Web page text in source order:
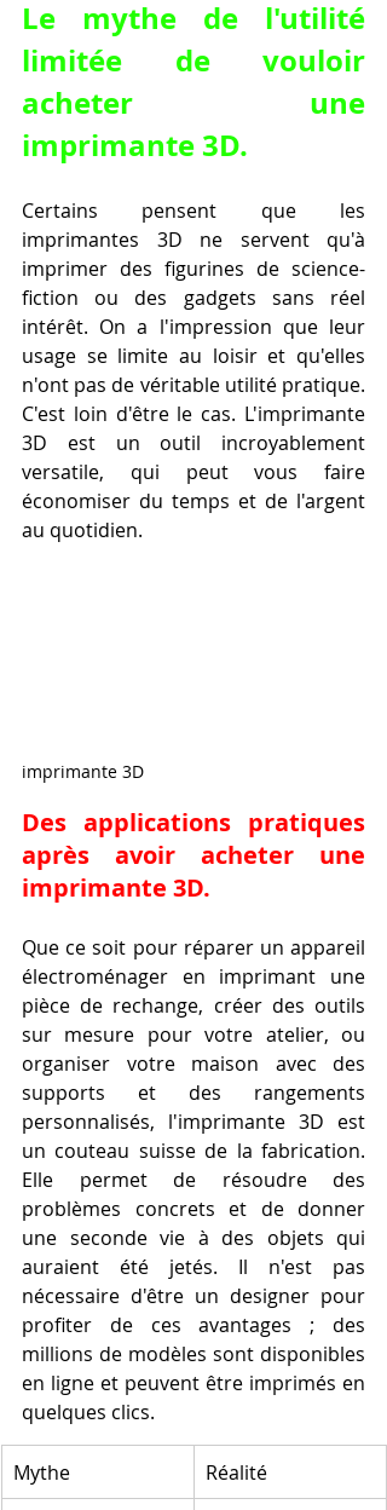
Le mythe de l'utilité
limitée de vouloir
acheter une
imprimante 3D.
Certains pensent que les
imprimantes 3D ne servent qu'à
imprimer des figurines de science-
fiction ou des gadgets sans réel
intérêt. On a l'impression que leur
usage se limite au loisir et qu'elles
n'ont pas de véritable utilité pratique.
C'est loin d'être le cas. L'imprimante
3D est un outil incroyablement
versatile, qui peut vous faire
économiser du temps et de l'argent
au quotidien.
imprimante 3D
Des applications pratiques
après avoir acheter une
imprimante 3D.
Que ce soit pour réparer un appareil
électroménager en imprimant une
pièce de rechange, créer des outils
sur mesure pour votre atelier, ou
organiser votre maison avec des
supports et des rangements
personnalisés, l'imprimante 3D est
un couteau suisse de la fabrication.
Elle permet de résoudre des
problèmes concrets et de donner
une seconde vie à des objets qui
auraient été jetés. Il n'est pas
nécessaire d'être un designer pour
profiter de ces avantages ; des
millions de modèles sont disponibles
en ligne et peuvent être imprimés en
quelques clics.
Mythe
Réalité